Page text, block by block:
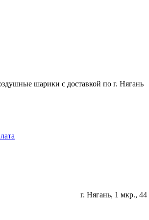
шарики с доставкой по г. Нягань
г. Нягань, 1 мкр., 44